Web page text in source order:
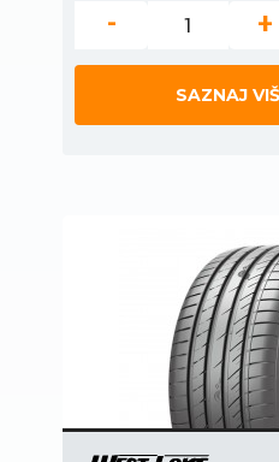
- +
SAZNAJ